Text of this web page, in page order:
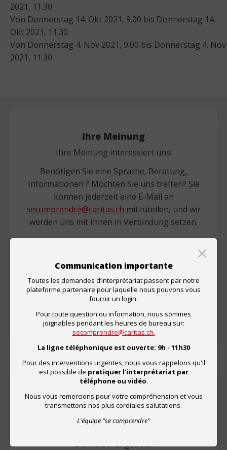
Communication importante
Toutes les demandes d’interprétariat passent par notre
plateforme partenaire pour laquelle nous pouvons vous
fournir un login.
Pour toute question ou information, nous sommes
joignables pendant les heures de bureau sur:
secomprendre@caritas.ch.
La ligne téléphonique est ouverte: 9h - 11h30
Pour des interventions urgentes, nous vous rappelons qu'il
est possible de pratiquer l'interprétariat par
téléphone ou vidéo.
Nous vous remercions pour votre compréhension et vous
transmettons nos plus cordiales salutations.
L'équipe "se comprendre"
2021, 11.30
Von Donnerstag 14. Okt 2021, 9.00 bis Donnerstag 14.
Okt 2021, 11.30
Von Donnerstag 4. Nov 2021, 9.00 bis Donnerstag 4. Nov
2021, 11.30
Ihre Meinung
Ihre Meinung interessiert uns!
Benötigen Sie eine Sprache, Beratung,
Informationen ? Möchten Sie uns treffen? Sie
können jederzeit eine E-Mail an
secomprendre@caritas.ch mitzuteilen, und wir
werden uns mit Ihnen in Verbindung setzen.
In wenigen Minuten können Sie auch unsere
Zufriedenheitsumfrage
Spenden
Mit einer Spende unterstützen Sie die
Dolmetschangebots.